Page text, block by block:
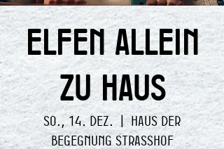
ELFEN ALLEIN
ZU HAUS
So., 14. Dez.
  |
Haus der
Begegnung Strasshof